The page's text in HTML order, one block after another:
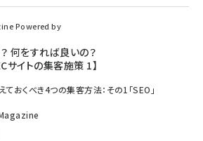
Powered by
？ 何をすれば良いの？
サイトの集客施策 1】
おくべき4つの集客方法：その1「SEO」